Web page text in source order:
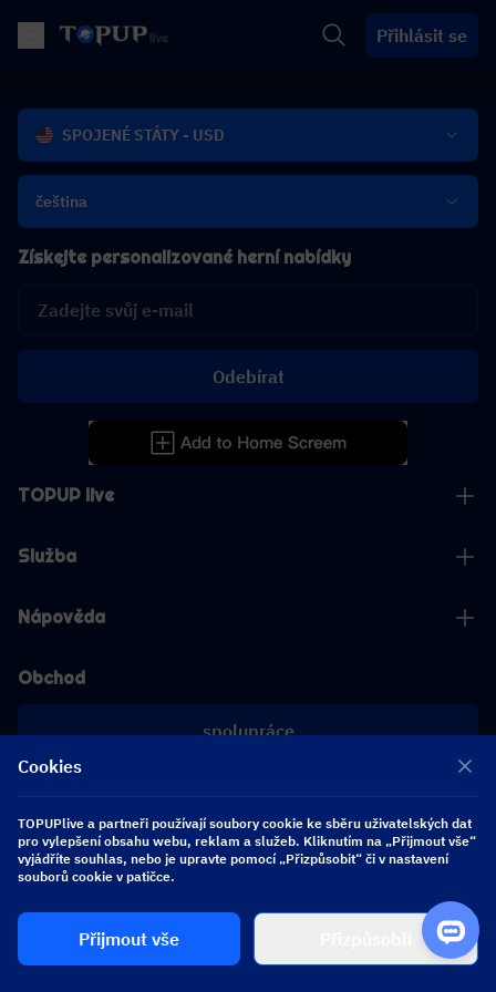
Přihlásit se
SPOJENÉ STÁTY - USD
čeština
TOPUP live
Služba
Nápověda
Obchod
spolupráce
[email protected]
Získejte personalizované herní nabídky
Odebírat
Sledujte nás
Copyright 2026 SEA WHALE TECHNOLOGY PTE.LTD. All Rights Reserved.
Cookies
TOPUPlive a partneři používají soubory cookie ke sběru uživatelských dat
pro vylepšení obsahu webu, reklam a služeb. Kliknutím na „Přijmout vše“
vyjádříte souhlas, nebo je upravte pomocí „Přizpůsobit“ či v nastavení
souborů cookie v patičce.
Přijmout vše